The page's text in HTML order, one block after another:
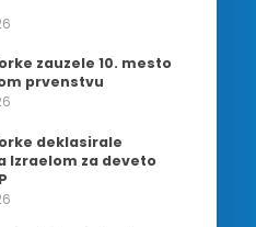
zauzele 10. mesto
prvenstvu
deklasirale
Izraelom za deveto